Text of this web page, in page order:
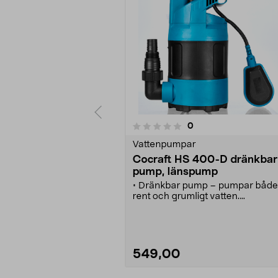
0recensioner
Vattenpumpar
Cocraft HS 400-D dränkbar
pump, länspump
• Dränkbar pump – pumpar både
rent och grumligt vatten.
vattenkällor.
• Utrustad med nivåbrytare.
549,00
0.0 av 5 stjärnor